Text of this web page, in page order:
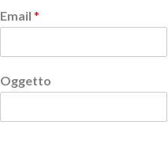
Email *
Oggetto